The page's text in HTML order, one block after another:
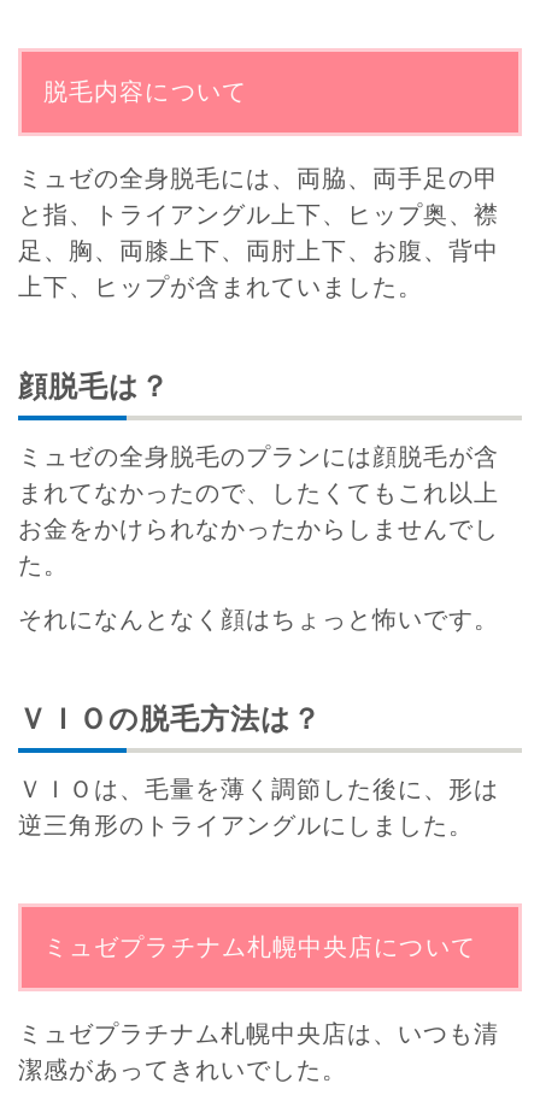
脱毛内容について
ミュゼの全身脱毛には、両脇、両手足の甲
と指、トライアングル上下、ヒップ奥、襟
足、胸、両膝上下、両肘上下、お腹、背中
上下、ヒップが含まれていました。
顔脱毛は？
ミュゼの全身脱毛のプランには顔脱毛が含
まれてなかったので、したくてもこれ以上
お金をかけられなかったからしませんでし
た。
それになんとなく顔はちょっと怖いです。
ＶＩＯの脱毛方法は？
ＶＩＯは、毛量を薄く調節した後に、形は
逆三角形のトライアングルにしました。
ミュゼプラチナム札幌中央店について
ミュゼプラチナム札幌中央店は、いつも清
潔感があってきれいでした。